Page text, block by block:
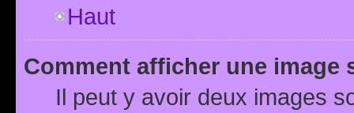
Haut
Comment afficher une image
Il peut y avoir deux images